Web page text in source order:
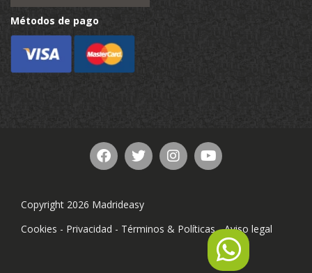
Métodos de pago
Copyright 2026 Madrideasy
Cookies - Privacidad - Términos & Políticas-Aviso legal